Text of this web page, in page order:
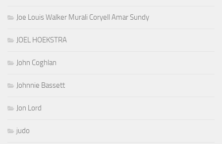
Joe Louis Walker Murali Coryell Amar Sundy
JOEL HOEKSTRA
John Coghlan
Johnnie Bassett
Jon Lord
judo